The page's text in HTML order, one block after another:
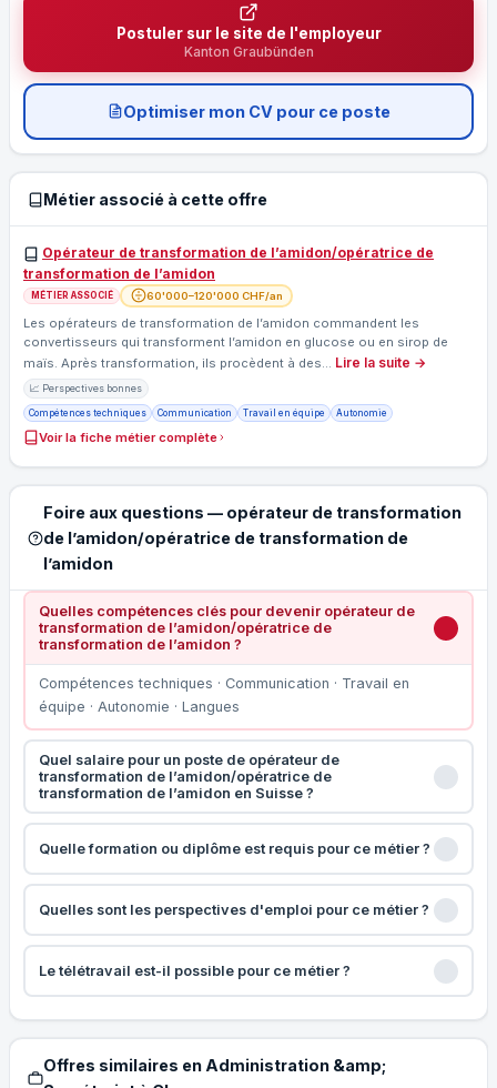
Postuler sur le site de l'employeur
Kanton Graubünden
Optimiser mon CV pour ce poste
Métier associé à cette offre
Opérateur de transformation de l’amidon/opératrice de
transformation de l’amidon
MÉTIER ASSOCIÉ 60'000–120'000 CHF/an
Les opérateurs de transformation de l’amidon commandent les
convertisseurs qui transforment l’amidon en glucose ou en sirop de
maïs. Après transformation, ils procèdent à des… Lire la suite →
📈 Perspectives bonnes
Compétences techniques Communication Travail en équipe Autonomie
Voir la fiche métier complète
Foire aux questions — opérateur de transformation
de l’amidon/opératrice de transformation de
l’amidon
Quelles compétences clés pour devenir opérateur de
transformation de l’amidon/opératrice de
transformation de l’amidon ?
Compétences techniques · Communication · Travail en
équipe · Autonomie · Langues
Quel salaire pour un poste de opérateur de
transformation de l’amidon/opératrice de
transformation de l’amidon en Suisse ?
Quelle formation ou diplôme est requis pour ce métier ?
Quelles sont les perspectives d'emploi pour ce métier ?
Le télétravail est-il possible pour ce métier ?
Offres similaires en Administration &amp;